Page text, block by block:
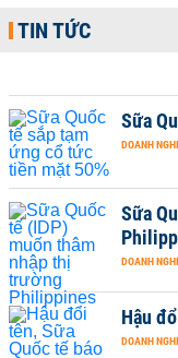
TIN TỨC
Sữa
DOANH
Sữa
DOANH
Hậu
DOANH